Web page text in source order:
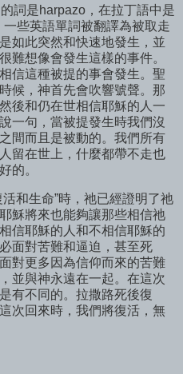
詞是harpazo，在拉丁語中是
一些英語單詞被翻譯為被取走
如此突然和快速地發生，並
難想像會發生這樣的事件。
信這種被提的事會發生。聖
候，神首先會吹響號聲。那
後和仍在世相信耶穌的人一
一句，當被提發生時我們沒
間而且是被動的。我們所有
留在世上，什麼都帶不走也
的。
和生命”時，祂已經證明了祂
穌將來也能夠讓那些相信祂
信耶穌的人和不相信耶穌的
面對苦難和逼迫，甚至死
對更多因為信仰而來的苦難
並與神永遠在一起。在這次
有不同的。拉撒路死後復
次回來時，我們將復活，無